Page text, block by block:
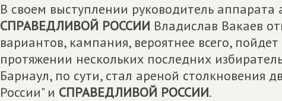
В своем выступлении руководитель аппарата
СПРАВЕДЛИВОЙ РОССИИ Владислав Вакаев
вариантов, кампания, вероятнее всего,
протяжении нескольких последних
Барнаул, по сути, стал ареной столкновения
России" и СПРАВЕДЛИВОЙ РОССИИ.